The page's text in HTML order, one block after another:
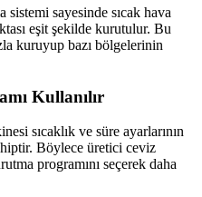
sistemi sayesinde sıcak hava
eşit şekilde kurutulur. Bu
kuruyup bazı bölgelerinin
Kullanılır
sıcaklık ve süre ayarlarının
Böylece üretici ceviz
programını seçerek daha